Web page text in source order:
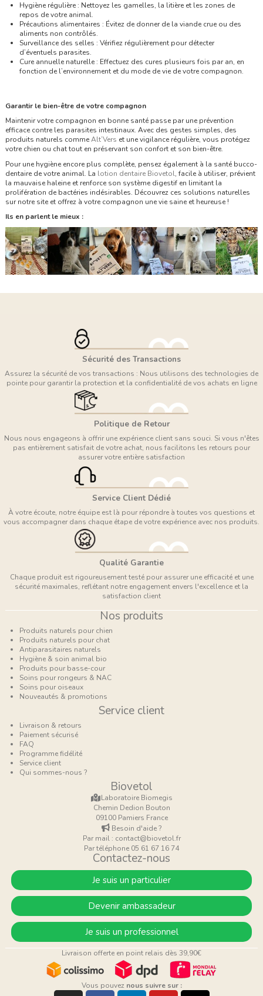
Hygiène régulière : Nettoyez les gamelles, la litière et les zones de
repos de votre animal.
Précautions alimentaires : Évitez de donner de la viande crue ou des
aliments non contrôlés.
Surveillance des selles : Vérifiez régulièrement pour détecter
d’éventuels parasites.
Cure annuelle naturelle : Effectuez des cures plusieurs fois par an, en
fonction de l’environnement et du mode de vie de votre compagnon.
Garantir le bien-être de votre compagnon
Maintenir votre compagnon en bonne santé passe par une prévention
efficace contre les parasites intestinaux. Avec des gestes simples, des
produits naturels commeAlt’Vers et une vigilance régulière, vous protégez
votre chien ou chat tout en préservant son confort et son bien-être.
Pour une hygiène encore plus complète, pensez également à la santé bucco-
dentaire de votre animal. La lotion dentaire Biovetol, facile à utiliser, prévient
la mauvaise haleine et renforce son système digestif en limitant la
prolifération de bactéries indésirables. Découvrez ces solutions naturelles
sur notre site et offrez à votre compagnon une vie saine et heureuse !
Ils en parlent le mieux :
Sécurité des Transactions
Assurez la sécurité de vos transactions : Nous utilisons des technologies de
pointe pour garantir la protection et la confidentialité de vos achats en ligne
Politique de Retour
Nous nous engageons à offrir une expérience client sans souci. Si vous n'êtes
pas entièrement satisfait de votre achat, nous facilitons les retours pour
assurer votre entière satisfaction
Service Client Dédié
À votre écoute, notre équipe est là pour répondre à toutes vos questions et
vous accompagner dans chaque étape de votre expérience avec nos produits.
Qualité Garantie
Chaque produit est rigoureusement testé pour assurer une efficacité et une
sécurité maximales, reflétant notre engagement envers l'excellence et la
satisfaction client
Nos produits
Produits naturels pour chien
Produits naturels pour chat
Antiparasitaires naturels
Hygiène & soin animal bio
Produits pour basse-cour
Soins pour rongeurs & NAC
Soins pour oiseaux
Nouveautés & promotions
Service client
Livraison & retours
Paiement sécurisé
FAQ
Programme fidélité
Service client
Qui sommes-nous ?
Biovetol
Laboratoire Biomegis
Chemin Dedion Bouton
09100 Pamiers France
Besoin d'aide ?
Par mail : contact@biovetol.fr
Par téléphone 05 61 67 16 74
Contactez-nous
Je suis un particulier
Devenir ambassadeur
Je suis un professionnel
Livraison offerte en point relais dès 39,90€
Vous pouvez nous suivre sur :